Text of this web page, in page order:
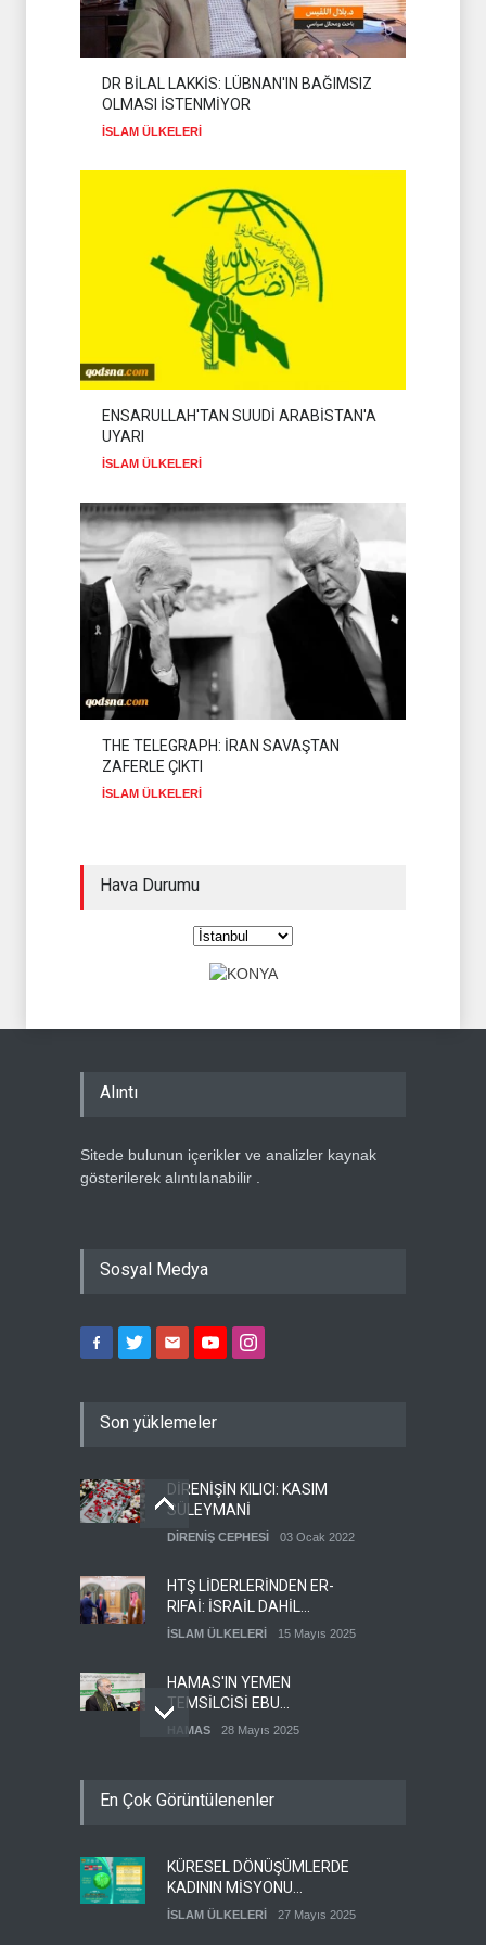
DR BİLAL LAKKİS: LÜBNAN'IN BAĞIMSIZ
OLMASI İSTENMİYOR
İSLAM ÜLKELERİ
ENSARULLAH'TAN SUUDİ ARABİSTAN'A
UYARI
İSLAM ÜLKELERİ
THE TELEGRAPH: İRAN SAVAŞTAN
ZAFERLE ÇIKTI
İSLAM ÜLKELERİ
Hava Durumu
Alıntı
Sitede bulunun içerikler ve analizler kaynak
gösterilerek alıntılanabilir .
Sosyal Medya
Son yüklemeler
DİRENİŞİN KILICI: KASIM
SÜLEYMANİ
DİRENİŞ CEPHESİ 03 Ocak 2022
HTŞ LİDERLERİNDEN ER-
RIFAİ: İSRAİL DAHİL
HERKESLE BARIŞ
İSLAM ÜLKELERİ 15 Mayıs 2025
HAMAS'IN YEMEN
TEMSİLCİSİ EBU
ŞEMALE'DEN ÖNEMLİ
HAMAS 28 Mayıs 2025
YEDEK ASKERLERİ GÖREVE
GÜMÜŞHANE DÜNYA KUDÜS
GÜNÜ BASIN AÇIKLAMASI
(VİDEO-FOTO)
KUDÜS GÜNÜ 11 Nisan 2024
En Çok Görüntülenenler
KÜRESEL DÖNÜŞÜMLERDE
KADININ MİSYONU
KONFERANSI
İSLAM ÜLKELERİ 27 Mayıs 2025